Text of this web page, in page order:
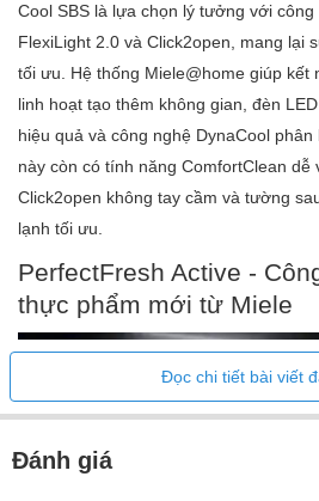
Cool SBS là lựa chọn lý tưởng với
FlexiLight 2.0 và Click2open, mang lại
tối ưu. Hệ thống Miele@home giúp kết
linh hoạt tạo thêm không gian, đèn
hiệu quả và công nghệ DynaCool
này còn có tính năng ComfortClean dễ
Click2open không tay cầm và tường
lạnh tối ưu.
PerfectFresh Active -
thực phẩm mới từ Miele
Đọc chi tiết bài viết
Đánh giá